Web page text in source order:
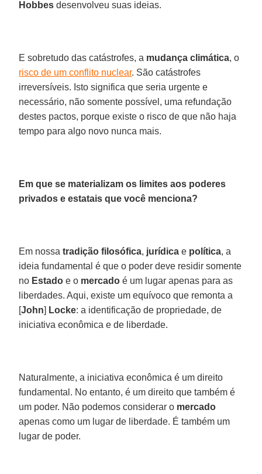
Hobbes desenvolveu suas ideias.
E sobretudo das catástrofes, a mudança climática, o
risco de um conflito nuclear. São catástrofes
irreversíveis. Isto significa que seria urgente e
necessário, não somente possível, uma refundação
destes pactos, porque existe o risco de que não haja
tempo para algo novo nunca mais.
Em que se materializam os limites aos poderes
privados e estatais que você menciona?
Em nossatradição filosófica, jurídica e política, a
ideia fundamental é que o poder deve residir somente
no Estado e o mercado é um lugar apenas para as
liberdades. Aqui, existe um equívoco que remonta a
[John] Locke: a identificação de propriedade, de
iniciativa econômica e de liberdade.
Naturalmente, a iniciativa econômica é um direito
fundamental. No entanto, é um direito que também é
um poder. Não podemos considerar o mercado
apenas como um lugar de liberdade. É também um
lugar de poder.